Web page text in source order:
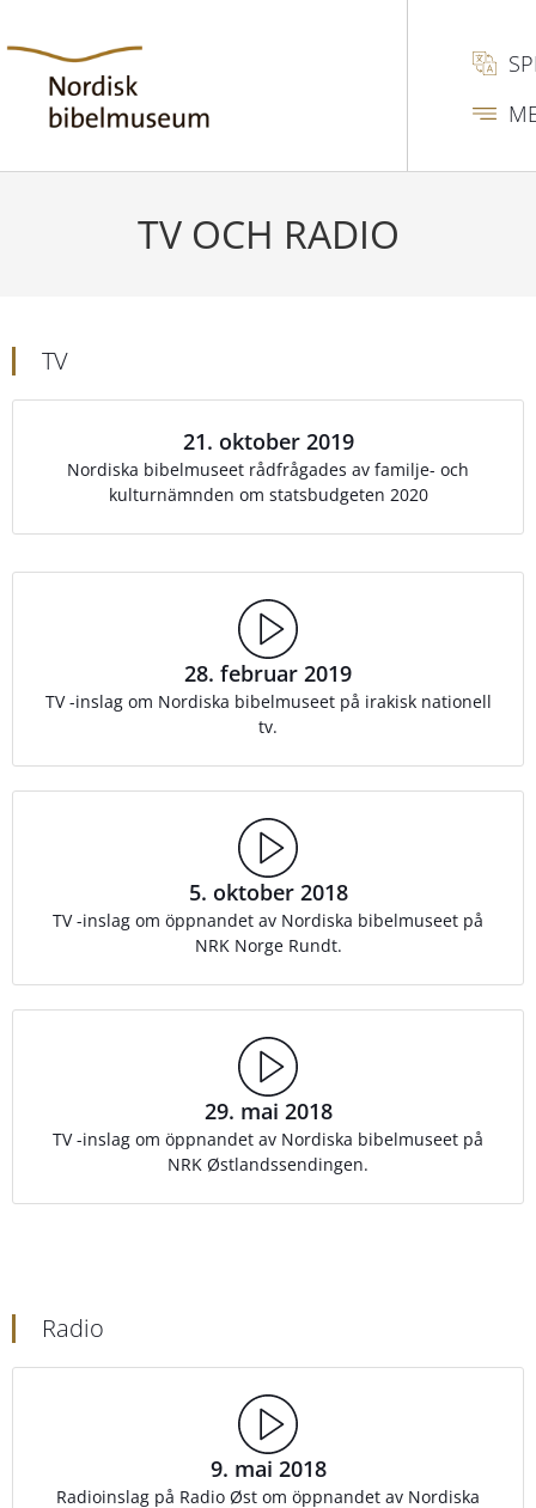
TV OCH RADIO
TV
21. oktober 2019
Nordiska bibelmuseet rådfrågades av familje- och
kulturnämnden om statsbudgeten 2020
28. februar 2019
TV -inslag om Nordiska bibelmuseet på irakisk nationell
tv.
5. oktober 2018
TV -inslag om öppnandet av Nordiska bibelmuseet på
NRK Norge Rundt.
29. mai 2018
TV -inslag om öppnandet av Nordiska bibelmuseet på
NRK Østlandssendingen.
Radio
9. mai 2018
Radioinslag på Radio Øst om öppnandet av Nordiska